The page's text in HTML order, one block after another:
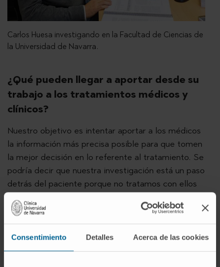
Consentimiento Detalles Acerca de las cookies
Carlos Huesa investigando en la Facultad de Ciencias de
la Universidad de Navarra.
¿Qué pueden llegar a aportar desde su
trabajo a los tratamientos médicos y
clínicos?
Nuestro objetivo es intentar aportar a los médicos
la información más precisa posible para que tomen
la mejor decisión en lo referente al tratamiento. Se
podría decir que nuestra investigación está un paso
detrás del paciente porque no tratamos con ellos
buscamos generar modelos computacionales que
sepan predecir qué va a ocurrir.